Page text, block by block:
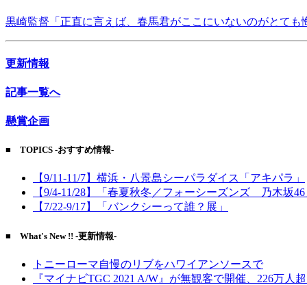
黒崎監督「正直に言えば、春馬君がここにいないのがとても
更新情報
記事一覧へ
懸賞企画
■ TOPICS -おすすめ情報-
【9/11-11/7】横浜・八景島シーパラダイス「アキパラ」
【9/4-11/28】「春夏秋冬／フォーシーズンズ 乃木坂46
【7/22-9/17】「バンクシーって誰？展」
■ What's New !! -更新情報-
トニーローマ自慢のリブをハワイアンソースで
『マイナビTGC 2021 A/W』が無観客で開催、226万人